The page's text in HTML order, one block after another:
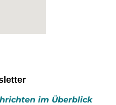
im Überblick